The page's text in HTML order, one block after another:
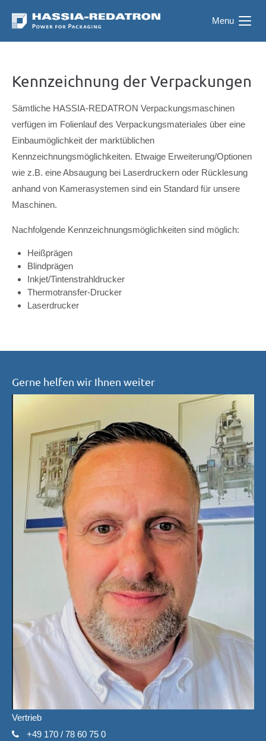
Menu
Kennzeichnung der Verpackungen
Sämtliche HASSIA-REDATRON Verpackungsmaschinen
verfügen im Folienlauf des Verpackungsmateriales über eine
Einbaumöglichkeit der marktüblichen
Kennzeichnungsmöglichkeiten. Etwaige Erweiterung/Optionen
wie z.B. eine Absaugung bei Laserdruckern oder Rücklesung
anhand von Kamerasystemen sind ein Standard für unsere
Maschinen.
Nachfolgende Kennzeichnungsmöglichkeiten sind möglich:
Heißprägen
Blindprägen
Inkjet/Tintenstrahldrucker
Thermotransfer-Drucker
Laserdrucker
Gerne helfen wir Ihnen weiter
Vertrieb
+49 170 / 78 60 75 0